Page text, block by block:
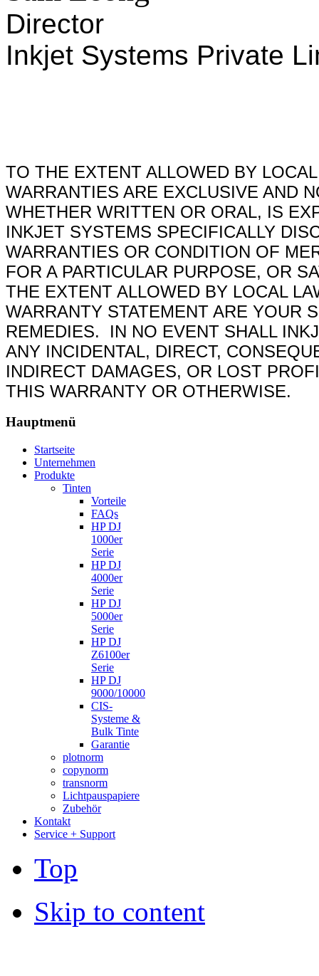
Director
Inkjet Systems Private
TO THE EXTENT ALLOWED BY
WARRANTIES ARE EXCLUSIVE AND
WHETHER WRITTEN OR ORAL, IS
INKJET SYSTEMS SPECIFICALLY
WARRANTIES OR CONDITION OF
FOR A PARTICULAR PURPOSE, OR
THE EXTENT ALLOWED BY LOCAL
WARRANTY STATEMENT ARE YOUR
REMEDIES.
IN NO EVENT SHALL
ANY INCIDENTAL, DIRECT,
INDIRECT DAMAGES, OR LOST
THIS WARRANTY OR OTHERWISE.
Hauptmenü
Startseite
Unternehmen
Produkte
Tinten
Vorteile
FAQs
HP DJ
1000er
Serie
HP DJ
4000er
Serie
HP DJ
5000er
Serie
HP DJ
Z6100er
Serie
HP DJ
9000/10000
CIS-
Systeme &
Bulk Tinte
Garantie
plotnorm
copynorm
transnorm
Lichtpauspapiere
Zubehör
Kontakt
Service + Support
Top
Skip to content